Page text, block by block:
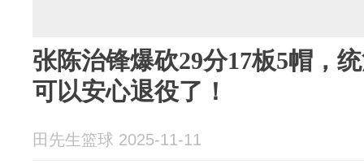
张陈治锋爆砍29分17板5帽，
可以安心退役了！
田先生篮球 2025-11-11